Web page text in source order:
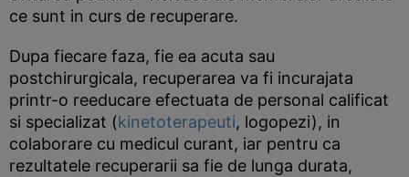
ce sunt in curs de recuperare.
Dupa fiecare faza, fie ea acuta sau
postchirurgicala, recuperarea va fi incurajata
printr-o reeducare efectuata de personal calificat
si specializat (kinetoterapeuti, logopezi), in
colaborare cu medicul curant, iar pentru ca
rezultatele recuperarii sa fie de lunga durata,